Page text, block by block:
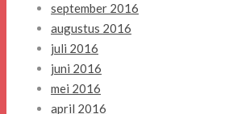
september 2016
augustus 2016
juli 2016
juni 2016
mei 2016
april 2016